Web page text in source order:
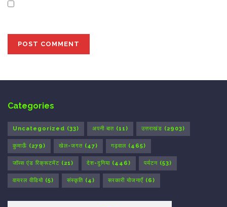
Categories
Uncategorized (33) अपनी बात (11) उत्तराखंड (2903)
कुमाऊँ (279) खेल-जगत (47) गढ़वाल (465)
जॉब्स एंड रिक्रूटमेंट (21) देश-दुनिया (446) पर्यटन (53)
वायरल वीडियो (5) संस्कृति (4) सरकारी योजनाएँ (6)